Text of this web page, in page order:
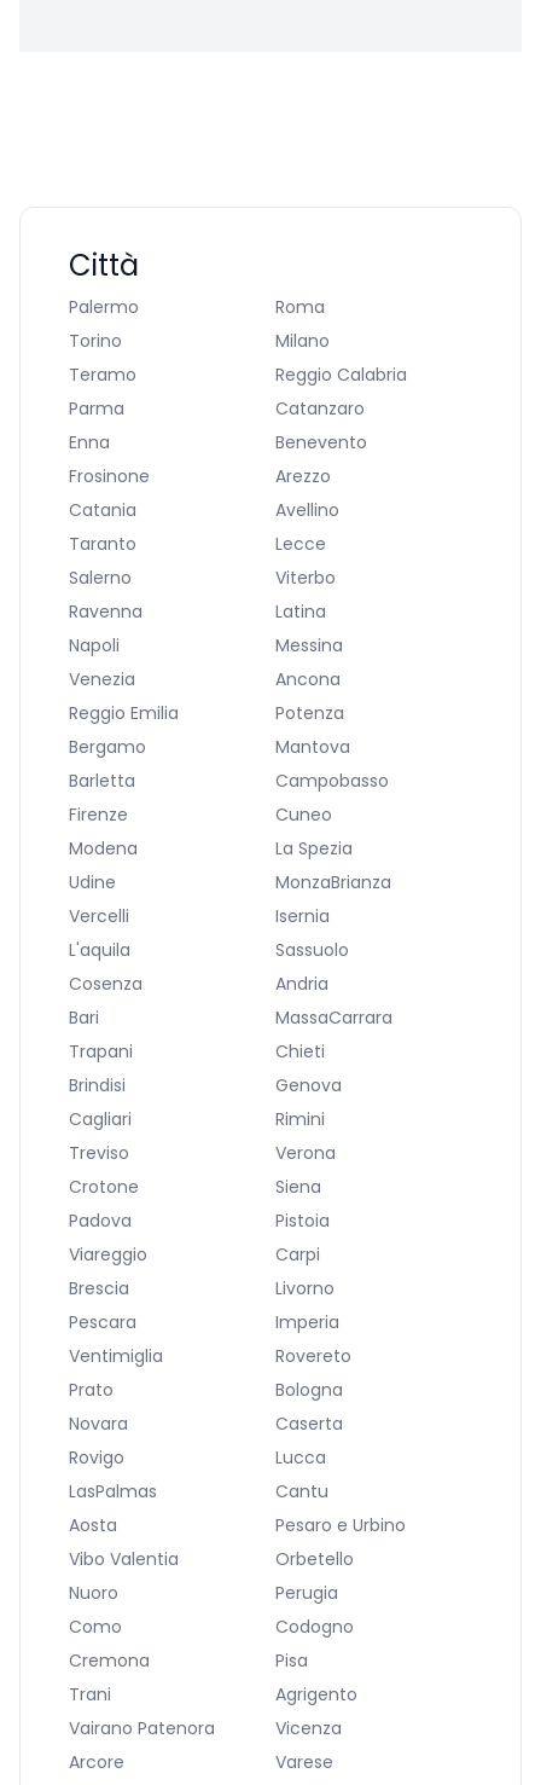
Città
Palermo
Roma
Torino
Milano
Teramo
Reggio Calabria
Parma
Catanzaro
Enna
Benevento
Frosinone
Arezzo
Catania
Avellino
Taranto
Lecce
Salerno
Viterbo
Ravenna
Latina
Napoli
Messina
Venezia
Ancona
Reggio Emilia
Potenza
Bergamo
Mantova
Barletta
Campobasso
Firenze
Cuneo
Modena
La Spezia
Udine
MonzaBrianza
Vercelli
Isernia
L'aquila
Sassuolo
Cosenza
Andria
Bari
MassaCarrara
Trapani
Chieti
Brindisi
Genova
Cagliari
Rimini
Treviso
Verona
Crotone
Siena
Padova
Pistoia
Viareggio
Carpi
Brescia
Livorno
Pescara
Imperia
Ventimiglia
Rovereto
Prato
Bologna
Novara
Caserta
Rovigo
Lucca
LasPalmas
Cantu
Aosta
Pesaro e Urbino
Vibo Valentia
Orbetello
Nuoro
Perugia
Como
Codogno
Cremona
Pisa
Trani
Agrigento
Vairano Patenora
Vicenza
Arcore
Varese